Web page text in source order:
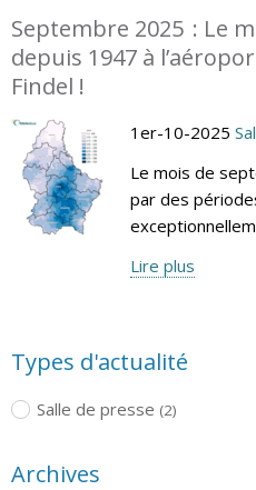
Septembre 2025 : Le
depuis 1947 à
Findel !
1er-10-2025
Le mois de
par des
Lire plus
Types d'actualité
Salle de presse (2)
Archives